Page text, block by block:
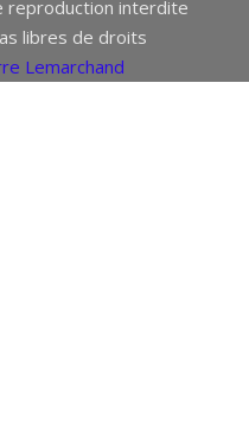
reproduction interdite
libres de droits
Lemarchand